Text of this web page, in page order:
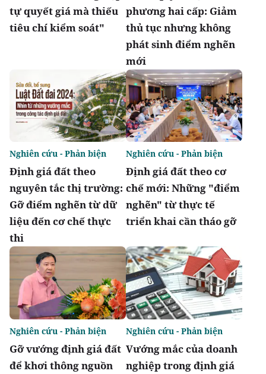
tự quyết giá mà thiếu
tiêu chí kiểm soát"
phương hai cấp: Giảm
thủ tục nhưng không
phát sinh điểm nghẽn
mới
Định giá đất theo
nguyên tắc thị trường:
Gỡ điểm nghẽn từ dữ
liệu đến cơ chế thực
thi
Nghiên cứu - Phản biện
Định giá đất theo cơ
chế mới: Những "điểm
nghẽn" từ thực tế
triển khai cần tháo gỡ
Nghiên cứu - Phản biện
Gỡ vướng định giá đất
để khơi thông nguồn
Nghiên cứu - Phản biện
Vướng mắc của doanh
nghiệp trong định giá
Nghiên cứu - Phản biện